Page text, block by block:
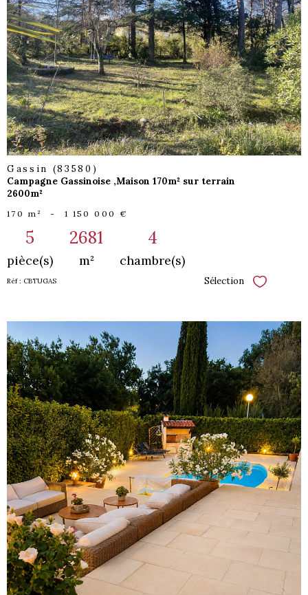
voir le
bien
Gassin (83580)
Campagne Gassinoise ,Maison 170m² sur terrain
2600m²
170 m² - 1 150 000 €
5
pièce(s)
2681
m²
4
chambre(s)
Réf : CBTUGAS Sélection
voir le
bien